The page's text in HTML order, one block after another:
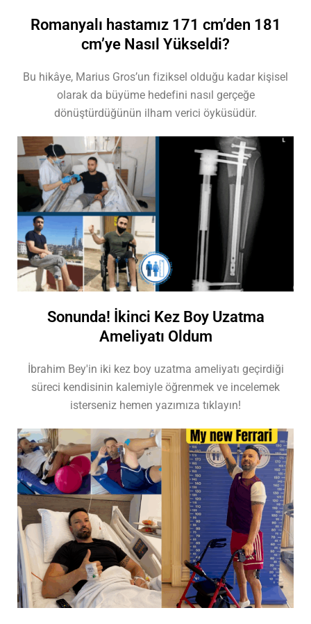
Romanyalı hastamız 171 cm’den 181
cm’ye Nasıl Yükseldi?
Bu hikâye, Marius Gros’un fiziksel olduğu kadar kişisel
olarak da büyüme hedefini nasıl gerçeğe
dönüştürdüğünün ilham verici öyküsüdür.
Sonunda! İkinci Kez Boy Uzatma
Ameliyatı Oldum
İbrahim Bey'in iki kez boy uzatma ameliyatı geçirdiği
süreci kendisinin kalemiyle öğrenmek ve incelemek
isterseniz hemen yazımıza tıklayın!